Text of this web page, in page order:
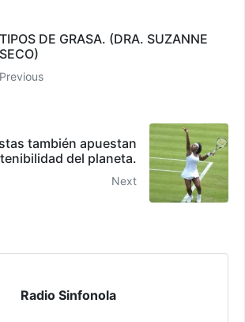
TIPOS DE GRASA. (DRA. SUZANNE
SECO)
Previous
también apuestan
del planeta.
Next
Radio Sinfonola